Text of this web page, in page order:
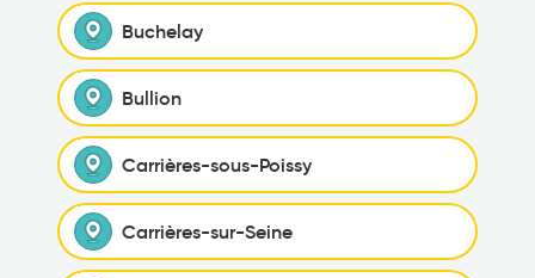
Buchelay
Bullion
Carrières-sous-Poissy
Carrières-sur-Seine